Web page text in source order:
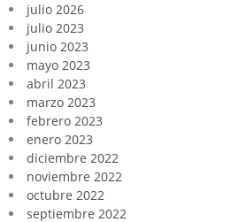
julio 2026
julio 2023
junio 2023
mayo 2023
abril 2023
marzo 2023
febrero 2023
enero 2023
diciembre 2022
noviembre 2022
octubre 2022
septiembre 2022